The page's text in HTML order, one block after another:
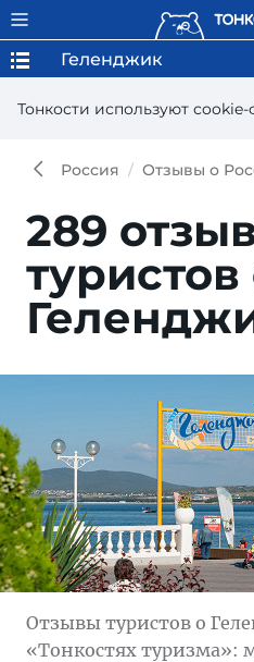
Тонкости используют
Геленджик
Россия Отзывы о
289
туристов
Отзывы туристов о
«Тонкостях туризма»: